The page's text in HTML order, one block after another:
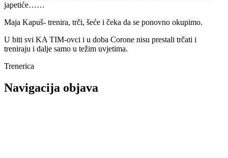
japetiće……
Maja Kapuš- trenira, trči, šeće i čeka da se ponovno okupimo.
U biti svi KA TIM-ovci i u doba Corone nisu prestali trčati i
treniraju i dalje samo u težim uvjetima.
Trenerica
Navigacija objava